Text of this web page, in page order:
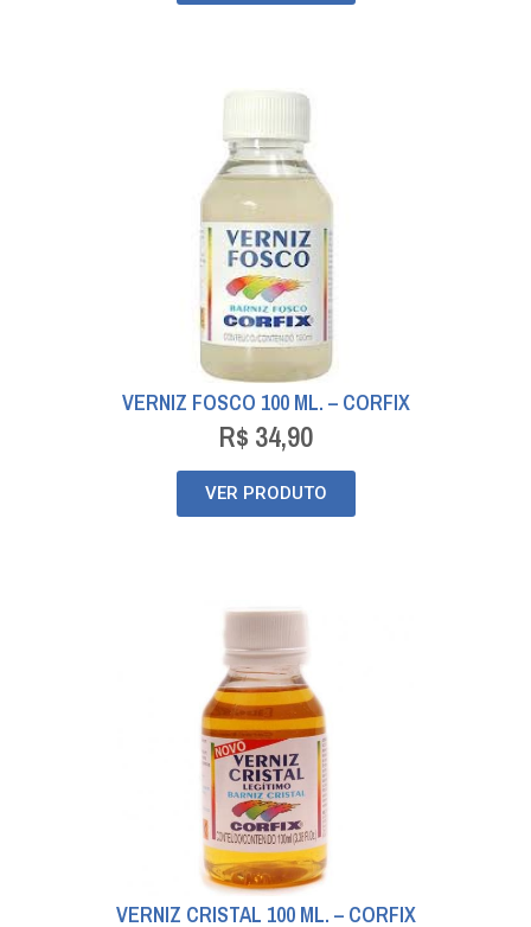
VERNIZ FOSCO 100 ML. – CORFIX
R$ 34,90
VER PRODUTO
VERNIZ CRISTAL 100 ML. – CORFIX